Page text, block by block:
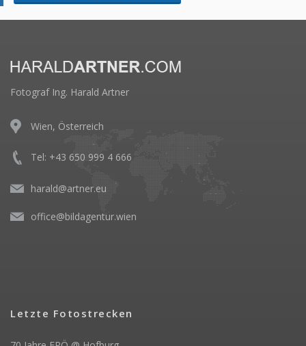
Fotograf Ing. Harald Artner
Wien, Österreich
Tel: +43 650 999 4 666
harald@artner.eu
office@bildagentur.wien
Letzte Fotostrecken